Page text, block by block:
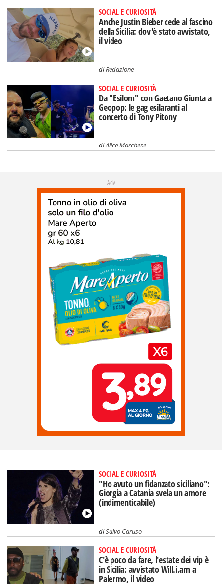
SOCIAL E CURIOSITÀ
Anche Justin Bieber cede al fascino
della Sicilia: dov'è stato avvistato,
il video
diRedazione
SOCIAL E CURIOSITÀ
Da "Esilom" con Gaetano Giunta a
Geopop: le gag esilaranti al
concerto di Tony Pitony
diAlice Marchese
Adv
SOCIAL E CURIOSITÀ
"Ho avuto un fidanzato siciliano":
Giorgia a Catania svela un amore
(indimenticabile)
diSalvo Caruso
SOCIAL E CURIOSITÀ
C'è poco da fare, l'estate dei vip è
in Sicilia: avvistato Will.i.am a
Palermo, il video